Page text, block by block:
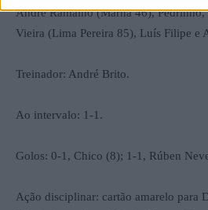
André Ramalho (Marna 46),
Vieira (Lima Pereira 85), Luís Filipe e
Treinador: André Brito.
Ao intervalo: 1-1.
Golos: 0-1, Chico (8); 1-1, Rúben
Ação disciplinar: cartão amarelo para